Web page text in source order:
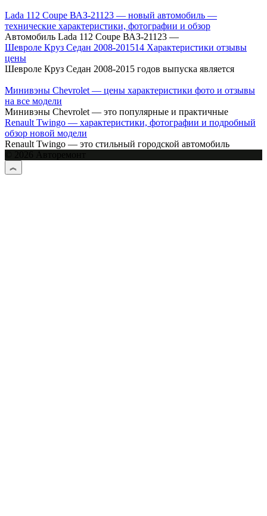
Lada 112 Coupe ВАЗ-21123 — новый автомобиль —
технические характеристики, фотографии и обзор
Автомобиль Lada 112 Coupe ВАЗ-21123 —
Шевроле Круз Cедан 2008-201514 Характеристики отзывы
цены
Шевроле Круз Седан 2008-2015 годов выпуска является
Минивэны Chevrolet — цены характеристики фото и отзывы
на все модели
Минивэны Chevrolet — это популярные и практичные
Renault Twingo — характеристики, фотографии и подробный
обзор новой модели
Renault Twingo — это стильный городской автомобиль